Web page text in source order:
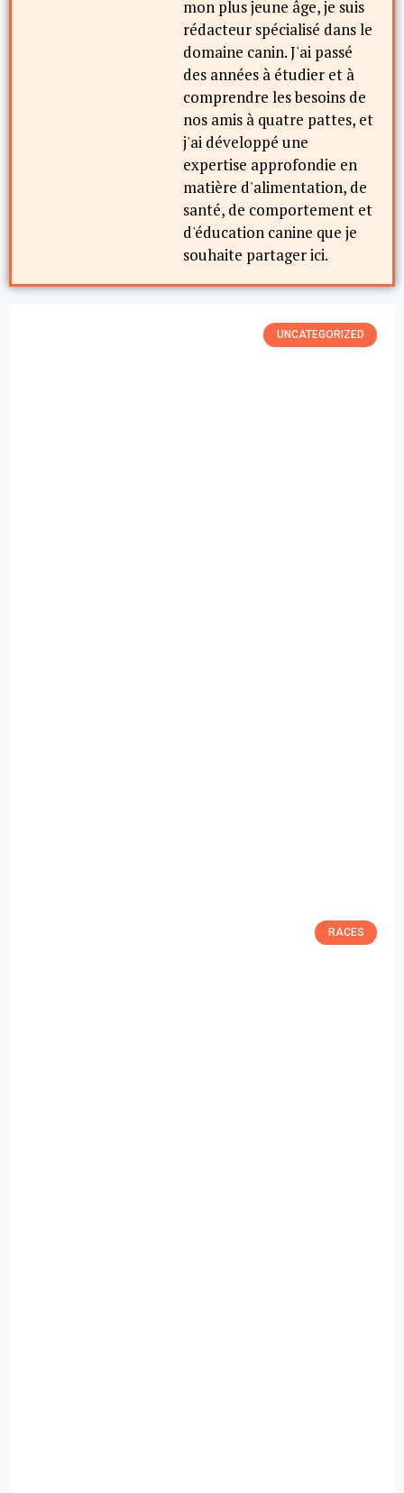
mon plus jeune âge, je suis
rédacteur spécialisé dans le
domaine canin. J'ai passé
des années à étudier et à
comprendre les besoins de
nos amis à quatre pattes, et
j'ai développé une
expertise approfondie en
matière d'alimentation, de
santé, de comportement et
d'éducation canine que je
souhaite partager ici.
UNCATEGORIZED
RACES